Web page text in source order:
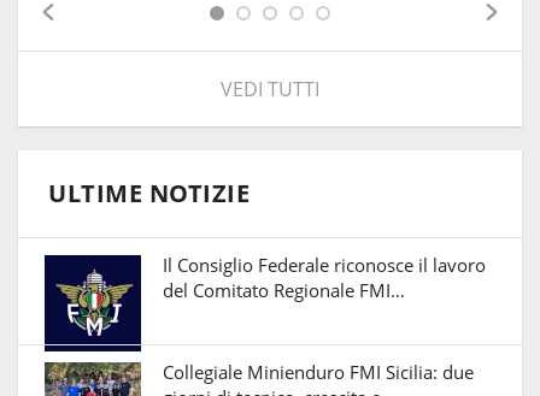
VEDI TUTTI
ULTIME NOTIZIE
Il Consiglio Federale riconosce il lavoro
del Comitato Regionale FMI…
Collegiale Minienduro FMI Sicilia: due